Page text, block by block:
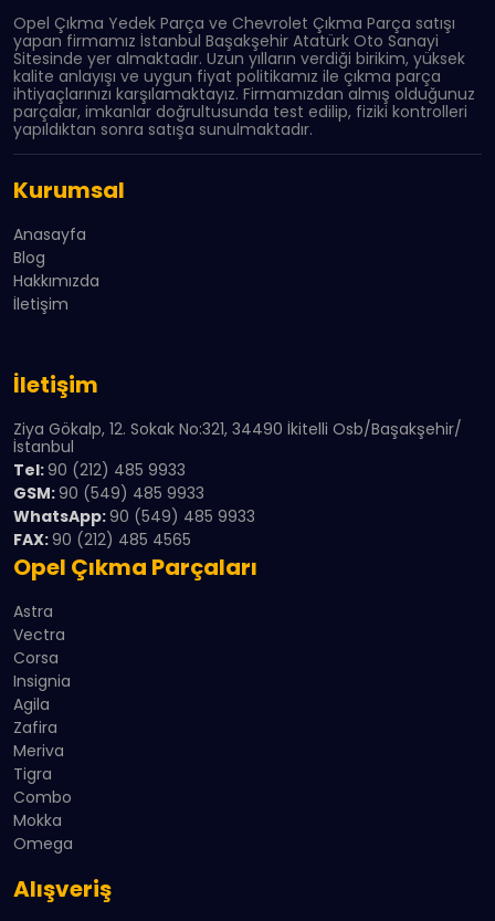
Opel Çıkma Yedek Parça ve Chevrolet Çıkma Parça satışı
yapan firmamız İstanbul Başakşehir Atatürk Oto Sanayi
Sitesinde yer almaktadır. Uzun yılların verdiği birikim, yüksek
kalite anlayışı ve uygun fiyat politikamız ile çıkma parça
ihtiyaçlarınızı karşılamaktayız. Firmamızdan almış olduğunuz
parçalar, imkanlar doğrultusunda test edilip, fiziki kontrolleri
yapıldıktan sonra satışa sunulmaktadır.
Kurumsal
Anasayfa
Blog
Hakkımızda
İletişim
İletişim
Ziya Gökalp, 12. Sokak No:321, 34490 İkitelli Osb/Başakşehir/
İstanbul
Tel:90 (212) 485 9933
GSM:90 (549) 485 9933
WhatsApp:90 (549) 485 9933
FAX:90 (212) 485 4565
Opel Çıkma Parçaları
Astra
Vectra
Corsa
Insignia
Agila
Zafira
Meriva
Tigra
Combo
Mokka
Omega
Alışveriş